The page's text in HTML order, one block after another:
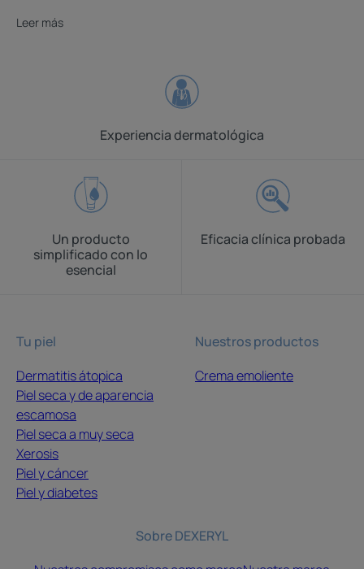
Leer más
Experiencia dermatológica
Un producto
simplificado con lo
esencial
Eficacia clínica probada
Tu piel
Dermatitis átopica
Piel seca y de aparencia
escamosa
Piel seca a muy seca
Xerosis
Piel y cáncer
Piel y diabetes
Nuestros productos
Crema emoliente
Sobre DEXERYL